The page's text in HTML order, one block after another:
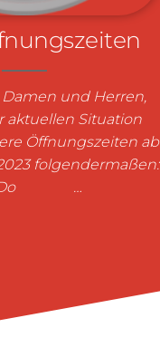
und Herren,
aktuellen Situation
Öffnungszeiten ab
folgendermaßen:
Do …